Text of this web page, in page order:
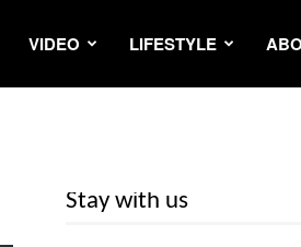
VIDEO LIFESTYLE
Stay with us